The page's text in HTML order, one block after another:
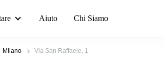
Aiuto Chi Siamo
Milano Via San Raffaele, 1